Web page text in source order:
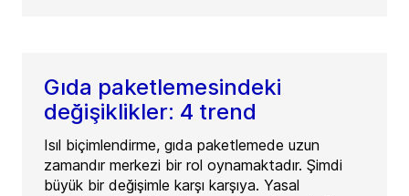
Gıda paketlemesindeki
değişiklikler: 4 trend
Isıl biçimlendirme, gıda paketlemede uzun
zamandır merkezi bir rol oynamaktadır. Şimdi
büyük bir değişimle karşı karşıya. Yasal